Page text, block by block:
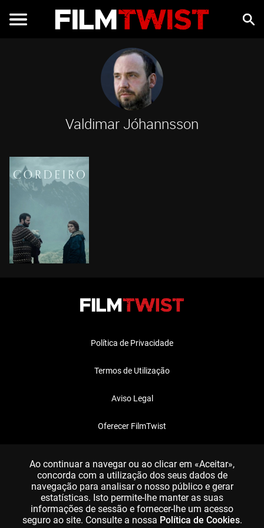
Valdimar Jóhannsson
Política de Privacidade
Termos de Utilização
Aviso Legal
Oferecer FilmTwist
Ao continuar a navegar ou ao clicar em «Aceitar»,
concorda com a utilização dos seus dados de
navegação para analisar o nosso público e gerar
estatísticas. Isto permite-lhe manter as suas
informações de sessão e fornecer-lhe um acesso
seguro ao site. Consulte a nossa Política de Cookies.